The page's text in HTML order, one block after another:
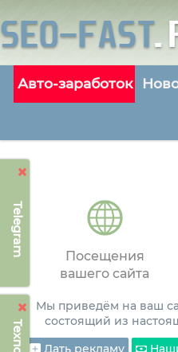
Telegram
Авто-заработок
Посещения
вашего сайта
Мы приведём на ваш
состоящий из
Дать рекламу